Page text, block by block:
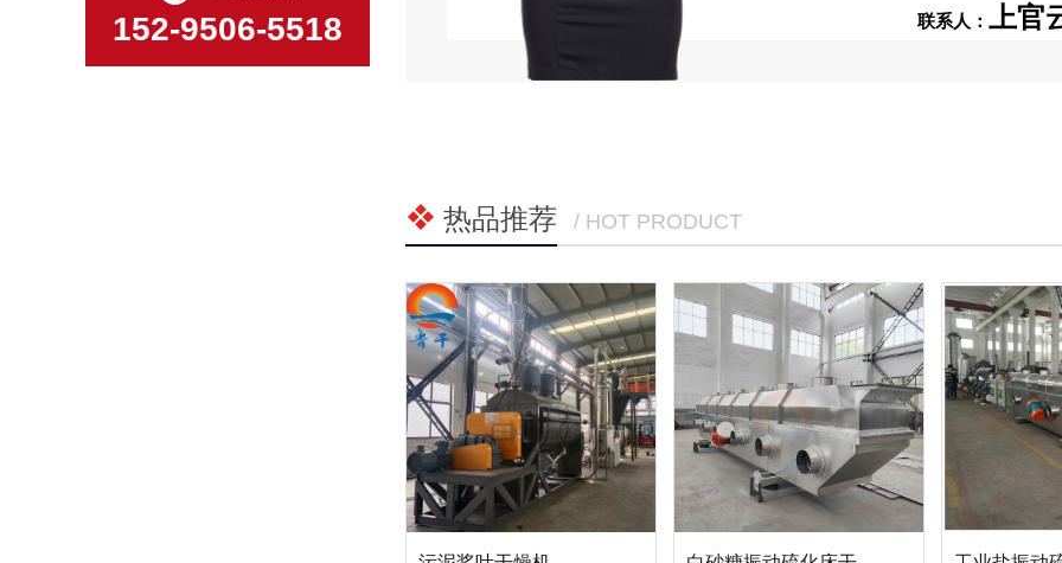
联系人：上官
热品推荐 / HOT PRODUCT
152-9506-5518